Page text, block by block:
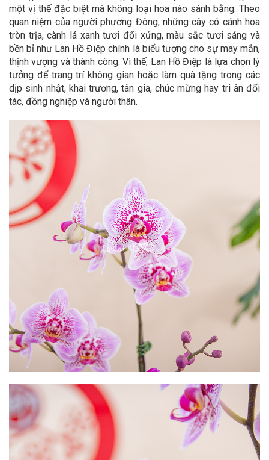
một vị thế đặc biệt mà không loại hoa nào sánh bằng. Theo
quan niệm của người phương Đông, những cây có cánh hoa
tròn trịa, cành lá xanh tươi đối xứng, màu sắc tươi sáng và
bền bỉ như Lan Hồ Điệp chính là biểu tượng cho sự may mắn,
thịnh vượng và thành công. Vì thế, Lan Hồ Điệp là lựa chọn lý
tưởng để trang trí không gian hoặc làm quà tặng trong các
dịp sinh nhật, khai trương, tân gia, chúc mừng hay tri ân đối
tác, đồng nghiệp và người thân.